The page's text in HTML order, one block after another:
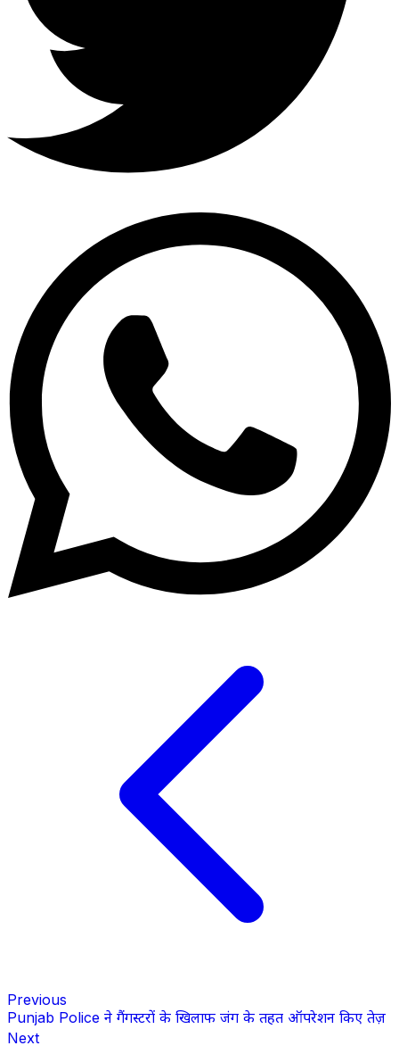
Previous
Punjab Police ने गैंगस्टरों के खिलाफ जंग के तहत ऑपरेशन किए तेज़
Next